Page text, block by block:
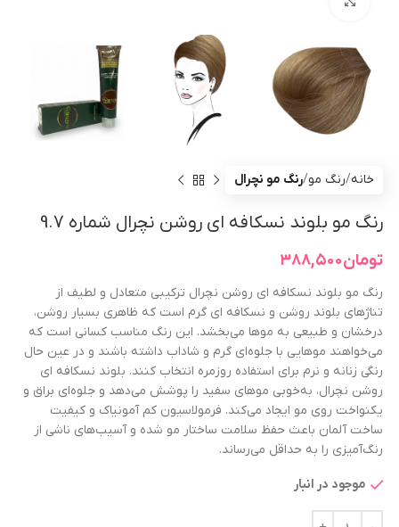
خانه رنگ مو رنگ مو نچرال
رنگ مو بلوند نسکافه ای روشن نچرال شماره 9.7
تومان۳۸۸,۵۰۰
رنگ مو بلوند نسکافه‌ ای روشن نچرال ترکیبی متعادل و لطیف از
تناژهای بلوند روشن و نسکافه‌ ای گرم است که ظاهری بسیار روشن،
درخشان و طبیعی به موها می‌بخشد. این رنگ مناسب کسانی است که
می‌خواهند موهایی با جلوه‌ای گرم و شاداب داشته باشند و در عین حال
رنگی زنانه و نرم برای استفاده روزمره انتخاب کنند. بلوند نسکافه‌ ای
روشن نچرال، به‌خوبی موهای سفید را پوشش می‌دهد و جلوه‌ای براق و
یکنواخت روی مو ایجاد می‌کند. فرمولاسیون کم آمونیاک و کیفیت
ساخت آلمان باعث حفظ سلامت ساختار مو شده و آسیب‌های ناشی از
رنگ‌آمیزی را به حداقل می‌رساند.
موجود در انبار